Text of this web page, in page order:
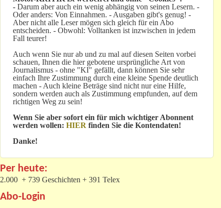
- Darum aber auch ein wenig abhängig von seinen Lesern. -
Oder anders: Von Einnahmen. - Ausgaben gibt's genug! -
Aber nicht alle Leser mögen sich gleich für ein Abo
entscheiden. - Obwohl: Volltanken ist inzwischen in jedem
Fall teurer!
Auch wenn Sie nur ab und zu mal auf diesen Seiten vorbei
schauen, Ihnen die hier gebotene ursprüngliche Art von
Journalismus - ohne "KI" gefällt, dann können Sie sehr
einfach Ihre Zustimmung durch eine kleine Spende deutlich
machen - Auch kleine Beträge sind nicht nur eine Hilfe,
sondern werden auch als Zustimmung empfunden, auf dem
richtigen Weg zu sein!
Wenn Sie aber sofort ein für mich wichtiger Abonnent
werden wollen: HIER finden Sie die Kontendaten!
Danke!
Per heute:
2.000 + 739 Geschichten + 391 Telex
Abo-Login